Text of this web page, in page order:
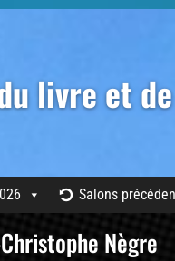
livre et
Salons
Nègre